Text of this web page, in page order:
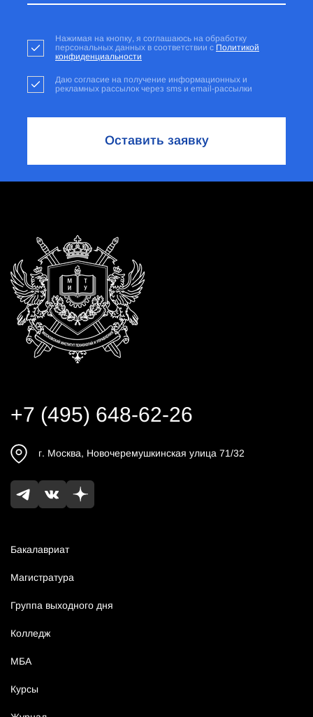
Нажимая на кнопку, я соглашаюсь на обработку
персональных данных в соответствии с Политикой
конфиденциальности
Даю согласие на получение информационных и
рекламных рассылок через sms и email-рассылки
Оставить заявку
Бакалавриат
Магистратура
Группа выходного дня
Колледж
МБА
Курсы
+7 (495) 648-62-26
г. Москва, Новочеремушкинская улица 71/32